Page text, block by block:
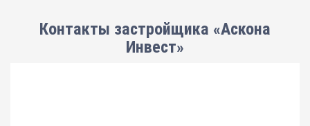
Контакты застройщика «Аскона
Инвест»